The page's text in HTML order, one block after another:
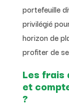
portefeuille
privilégié
horizon de
profiter de
Les frais
et
?